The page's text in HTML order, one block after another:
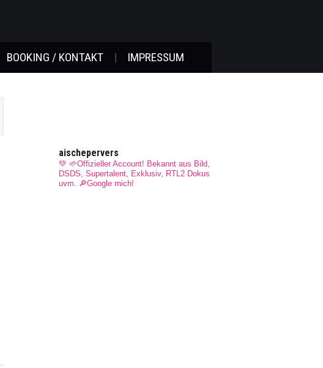
BOOKING / KONTAKT IMPRESSUM
aischepervers
💚 🌱Offizieller Account! Bekannt aus Bild,
DSDS, Supertalent, Exklusiv, RTL2 Dokus
uvm. 🔎Google mich!